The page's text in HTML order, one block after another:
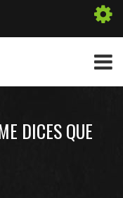
DICES QUE